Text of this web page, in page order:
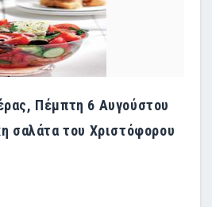
Πέμπτη 6 Αυγούστου
σαλάτα του Χριστόφορου